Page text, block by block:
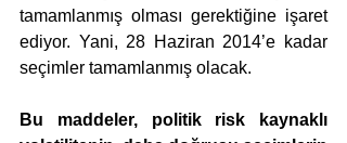
tamamlanmış olması gerektiğine işaret
ediyor. Yani, 28 Haziran 2014’e kadar
seçimler tamamlanmış olacak.
Bu maddeler, politik risk kaynaklı